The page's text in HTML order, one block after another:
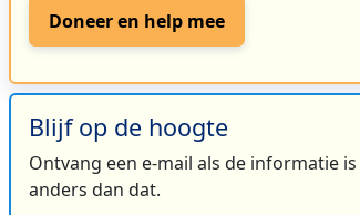
Doneer en help mee
Blijf op de hoogte
Ontvang een e-mail als de informatie
anders dan dat.